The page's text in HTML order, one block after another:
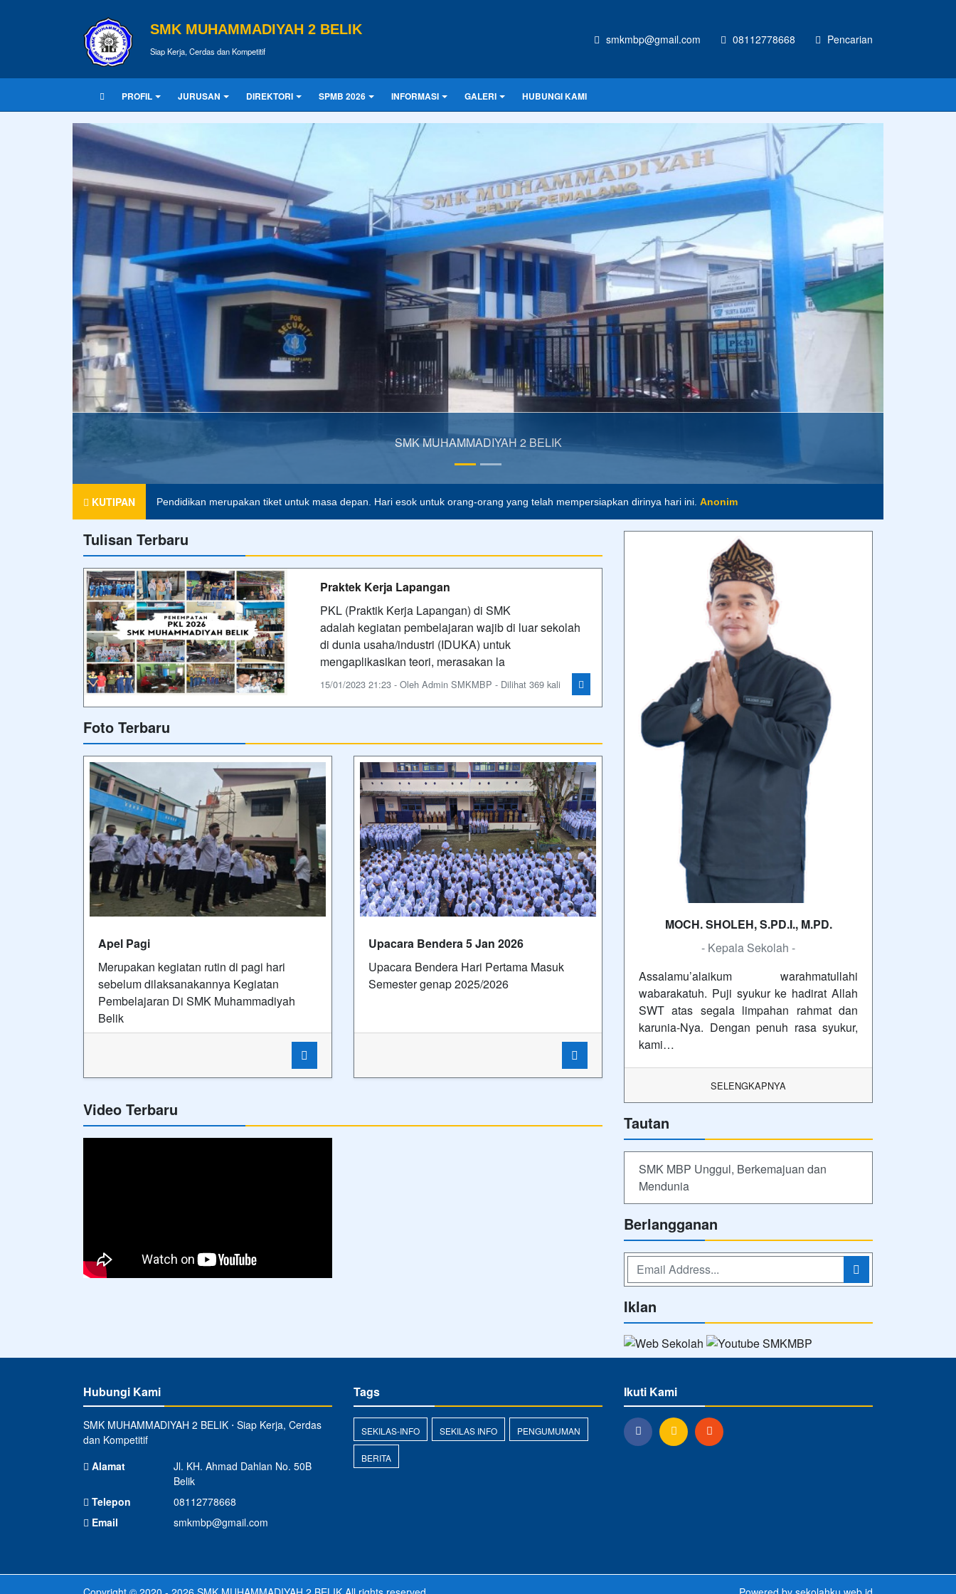
SMK MUHAMMADIYAH 2 BELIK
Siap Kerja, Cerdas dan Kompetitif
smkmbp@gmail.com 08112778668 Pencarian
PROFIL JURUSAN DIREKTORI SPMB 2026 INFORMASI GALERI HUBUNGI KAMICONTOH UKURAN
KUTIPAN Pendidikan merupakan tiket untuk masa depan. Hari esok untuk orang-orang yang telah mempersiapkan dirinya hari ini. Anonim
Tulisan Terbaru
Praktek Kerja Lapangan
PKL (Praktik Kerja Lapangan) di SMK
adalah kegiatan pembelajaran wajib di luar sekolah
di dunia usaha/industri (IDUKA) untuk
mengaplikasikan teori, merasakan la
15/01/2023 21:23 - Oleh Admin SMKMBP - Dilihat 369 kali
Foto Terbaru
Apel Pagi
Merupakan kegiatan rutin di pagi hari
sebelum dilaksanakannya Kegiatan
Pembelajaran Di SMK Muhammadiyah
Belik
Upacara Bendera 5 Jan 2026
Upacara Bendera Hari Pertama Masuk
Semester genap 2025/2026
Video Terbaru
MOCH. SHOLEH, S.PD.I., M.PD.
- Kepala Sekolah -
Assalamu’alaikum warahmatullahi
wabarakatuh. Puji syukur ke hadirat Allah
SWT atas segala limpahan rahmat dan
karunia-Nya. Dengan penuh rasa syukur,
kami…
SELENGKAPNYA
Tautan
SMK MBP Unggul, Berkemajuan dan
Mendunia
Berlangganan
Iklan
Hubungi Kami
SMK MUHAMMADIYAH 2 BELIK ⋅ Siap Kerja, Cerdas
dan Kompetitif
Alamat
Jl. KH. Ahmad Dahlan No. 50B
Belik
Telepon
08112778668
Email
smkmbp@gmail.com
Tags
SEKILAS-INFO SEKILAS INFO PENGUMUMAN
BERITA
Ikuti Kami